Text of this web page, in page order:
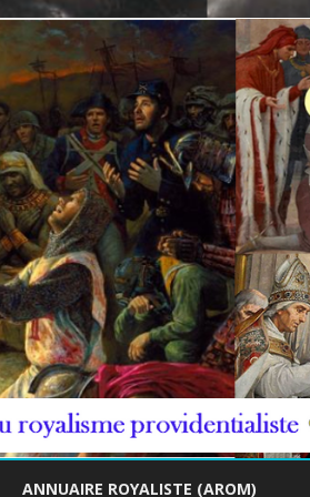
toANNUAIRE ROYALISTE (AROM)